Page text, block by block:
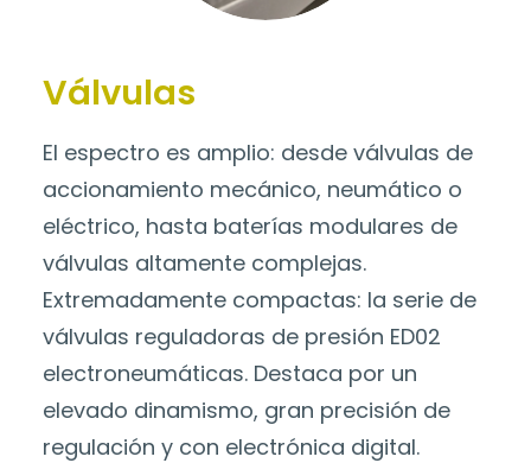
Válvulas
El espectro es amplio: desde válvulas de
accionamiento mecánico, neumático o
eléctrico, hasta baterías modulares de
válvulas altamente complejas.
Extremadamente compactas: la serie de
válvulas reguladoras de presión ED02
electroneumáticas. Destaca por un
elevado dinamismo, gran precisión de
regulación y con electrónica digital.